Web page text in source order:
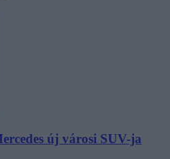
új városi SUV-ja